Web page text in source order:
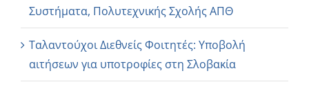
Συστήματα, Πολυτεχνικής Σχολής ΑΠΘ
Ταλαντούχοι Διεθνείς Φοιτητές: Υποβολή
αιτήσεων για υποτροφίες στη Σλοβακία